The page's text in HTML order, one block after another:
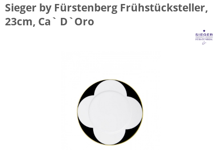
Sieger by Fürstenberg Frühstücksteller,
23cm, Ca` D`Oro